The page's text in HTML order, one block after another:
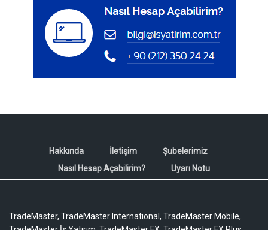
Hakkında İletişim
Şubelerimiz
Nasıl Hesap Açabilirim?
Uyarı Notu
TradeMaster, TradeMaster International, TradeMaster Mobile,